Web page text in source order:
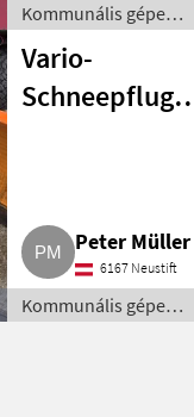
Kommunális gépek /
Hómaró
Vario-
Schneepflug
Peter Müller
6167 Neustift
Kommunális gépek /
Hótolók és hómarók